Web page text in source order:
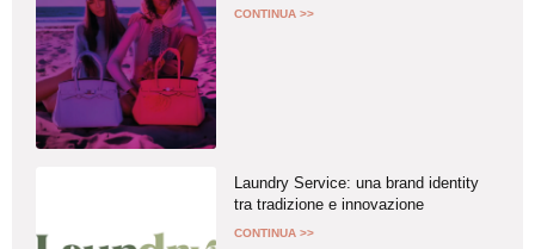
CONTINUA >>
Laundry Service: una brand identity
tra tradizione e innovazione
CONTINUA >>